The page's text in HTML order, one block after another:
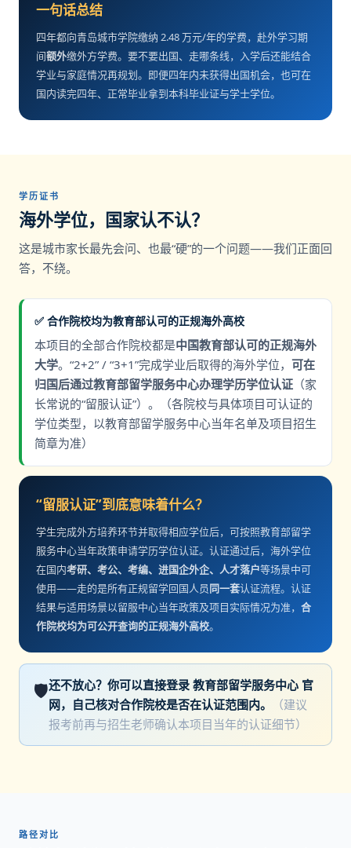
一句话总结
四年都向青岛城市学院缴纳 2.48 万元/年的学费，赴外学习期
间额外缴外方学费。要不要出国、走哪条线，入学后还能结合
学业与家庭情况再规划。即便四年内未获得出国机会，也可在
国内读完四年、正常毕业拿到本科毕业证与学士学位。
学历证书
海外学位，国家认不认？
这是城市家长最先会问、也最“硬”的一个问题——我们正面回
答，不绕。
✅ 合作院校均为教育部认可的正规海外高校
本项目的全部合作院校都是中国教育部认可的正规海外
大学。“2+2” / “3+1”完成学业后取得的海外学位， 可在
归国后通过教育部留学服务中心办理学历学位认证 （家
长常说的“留服认证”）。（各院校与具体项目可认证的
学位类型，以教育部留学服务中心当年名单及项目招生
简章为准）
“留服认证”到底意味着什么？
学生完成外方培养环节并取得相应学位后，可按照教育部留学
服务中心当年政策申请学历学位认证。认证通过后，海外学位
在国内考研、考公、考编、进国企外企、人才落户等场景中可
使用——走的是所有正规留学回国人员同一套认证流程。认证
结果与适用场景以留服中心当年政策及项目实际情况为准， 合
作院校均为可公开查询的正规海外高校。
🛡️还不放心？你可以直接登录 教育部留学服务中心 官
网，自己核对合作院校是否在认证范围内。
（建议
报考前再与招生老师确认本项目当年的认证细节）
路径对比